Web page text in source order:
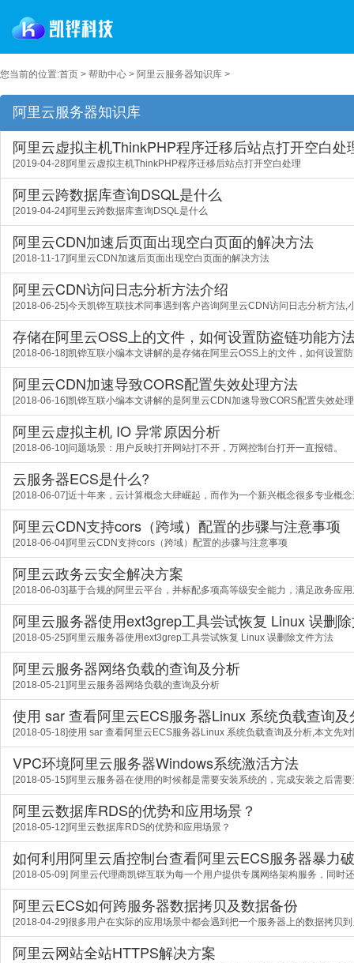
您当前的位置:首页 > 帮助中心 > 阿里云服务器知识库 >
阿里云服务器知识库
阿里云虚拟主机ThinkPHP程序迁移后站点打开空白处
[2019-04-28]阿里云虚拟主机ThinkPHP程序迁移后站点打开空白处理
阿里云跨数据库查询DSQL是什么
[2019-04-24]阿里云跨数据库查询DSQL是什么
阿里云CDN加速后页面出现空白页面的解决方法
[2018-11-17]阿里云CDN加速后页面出现空白页面的解决方法
阿里云CDN访问日志分析方法介绍
[2018-06-25]今天凯铧互联技术同事遇到客户咨询阿里云CDN访问日志分析方法,
存储在阿里云OSS上的文件，如何设置防盗链功能方
[2018-06-18]凯铧互联小编本文讲解的是存储在阿里云OSS上的文件，如何设置
阿里云CDN加速导致CORS配置失效处理方法
[2018-06-16]凯铧互联小编本文讲解的是阿里云CDN加速导致CORS配置失效处
阿里云虚拟主机 IO 异常原因分析
[2018-06-10]问题场景：用户反映打开网站打不开，万网控制台打开一直报错。
云服务器ECS是什么?
[2018-06-07]近十年来，云计算概念大肆崛起，而作为一个新兴概念很多专业概
阿里云CDN支持cors（跨域）配置的步骤与注意事项
[2018-06-04]阿里云CDN支持cors（跨域）配置的步骤与注意事项
阿里云政务云安全解决方案
[2018-06-03]基于合规的阿里云平台，并标配多项高等级安全能力，满足政务应
阿里云服务器使用ext3grep工具尝试恢复 Linux 误删
[2018-05-25]阿里云服务器使用ext3grep工具尝试恢复 Linux 误删除文件方法
阿里云服务器网络负载的查询及分析
[2018-05-21]阿里云服务器网络负载的查询及分析
使用 sar 查看阿里云ECS服务器Linux 系统负载查询及
[2018-05-18]使用 sar 查看阿里云ECS服务器Linux 系统负载查询及分析,本文先
VPC环境阿里云服务器Windows系统激活方法
[2018-05-15]阿里云服务器在使用的时候都是需要安装系统的，完成安装之后需
阿里云数据库RDS的优势和应用场景？
[2018-05-12]阿里云数据库RDS的优势和应用场景？
如何利用阿里云盾控制台查看阿里云ECS服务器暴力
[2018-05-09] 阿里云代理商凯铧互联为每一个用户提供专属网络架构服务，同时
阿里云ECS如何跨服务器数据拷贝及数据备份
[2018-04-29]很多用户在实际的应用场景中都会遇到把一个服务器上的数据拷贝
阿里云网站全站HTTPS解决方案